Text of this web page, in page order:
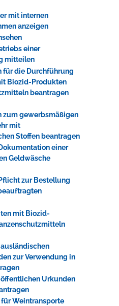
mit internen
anzeigen
einer
mitteilen
für die Durchführung
Biozid-Produkten
beantragen
zum gewerbsmäßigen
mit
Stoffen beantragen
einer
Geldwäsche
zur Bestellung
mit Biozid-
zur Verwendung in
Urkunden
Weintransporte